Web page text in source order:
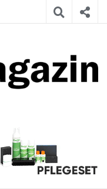
– Tesla, E-
Mobilität,